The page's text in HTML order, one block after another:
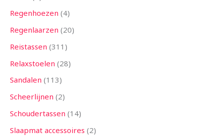
Regenhoezen 4
Regenlaarzen 20
Reistassen 311
Relaxstoelen 28
Sandalen 113
Scheerlijnen 2
Schoudertassen 14
Slaapmat accessoires 2